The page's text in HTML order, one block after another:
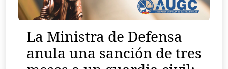
La Ministra de Defensa
anula una sanción de tres